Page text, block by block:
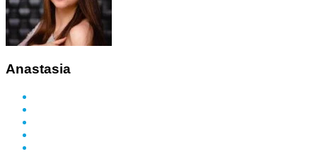
Anastasia